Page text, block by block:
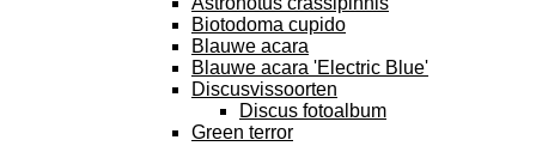
Biotodoma cupido
Blauwe acara
Blauwe acara 'Electric Blue'
Discusvissoorten
Discus fotoalbum
Green terror